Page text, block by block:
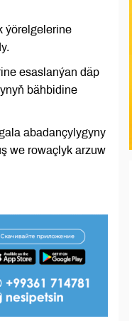
ýörelgelerine
esaslanýan däp
bähbidine
abadançylygyny
we rowaçlyk arzuw